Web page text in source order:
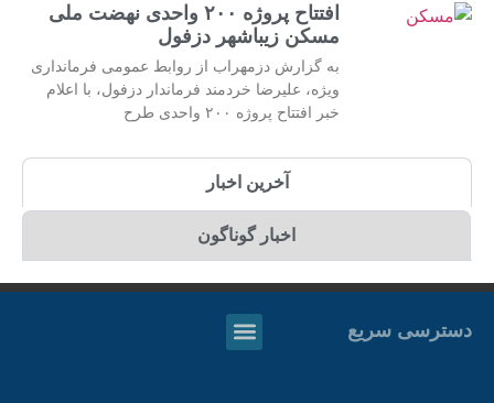
افتتاح پروژه ۲۰۰ واحدی نهضت ملی
مسکن زیباشهر دزفول
به گزارش دزمهراب از روابط عمومی فرمانداری
ویژه، علیرضا خردمند فرماندار دزفول، با اعلام
خبر افتتاح پروژه ۲۰۰ واحدی طرح
آخرین اخبار
اخبار گوناگون
دسترسی سریع